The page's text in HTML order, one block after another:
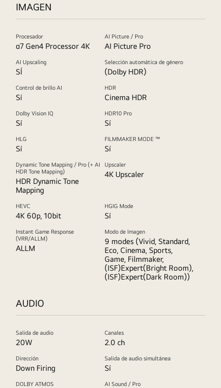
IMAGEN
Procesador
α7 Gen4 Processor 4K
AI Picture / Pro
AI Picture Pro
AI Upscaling
SÍ
Selección automática de género
(Dolby HDR)
Control de brillo AI
Sí
HDR
Cinema HDR
Dolby Vision IQ
Sí
HDR10 Pro
Sí
HLG
Sí
FILMMAKER MODE ™
Sí
Dynamic Tone Mapping / Pro (+ AI
HDR Tone Mapping)
HDR Dynamic Tone
Mapping
Upscaler
4K Upscaler
HEVC
4K 60p, 10bit
HGIG Mode
Sí
Instant Game Response
(VRR/ALLM)
ALLM
Modo de Imagen
9 modes (Vivid, Standard,
Eco, Cinema, Sports,
Game, Filmmaker,
(ISF)Expert(Bright Room),
(ISF)Expert(Dark Room))
AUDIO
Salida de audio
20W
Canales
2.0 ch
Dirección
Down Firing
Salida de audio simultánea
Sí
DOLBY ATMOS AI Sound / Pro